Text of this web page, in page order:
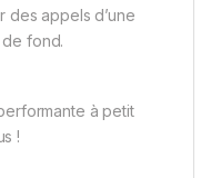
des appels d’une
fond.
à petit
!